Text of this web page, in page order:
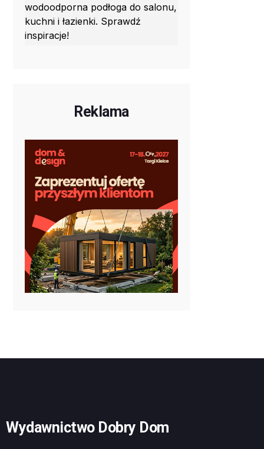
wodoodporna podłoga do salonu,
kuchni i łazienki. Sprawdź
inspiracje!
Reklama
Wydawnictwo Dobry Dom